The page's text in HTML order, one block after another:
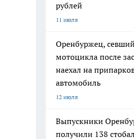
рублей
11 июля
Оренбуржец,
мотоцикла после
наехал на
автомобиль
12 июля
Выпускники
получили 138